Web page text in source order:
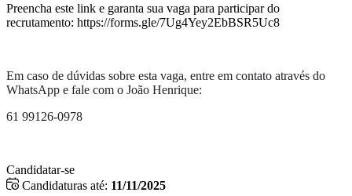
Preencha este link e garanta sua vaga para participar do
recrutamento: https://forms.gle/7Ug4Yey2EbBSR5Uc8
Em caso de dúvidas sobre esta vaga, entre em contato através do
WhatsApp e fale com o João Henrique:
61 99126-0978
Candidatar-se
Candidaturas até: 11/11/2025